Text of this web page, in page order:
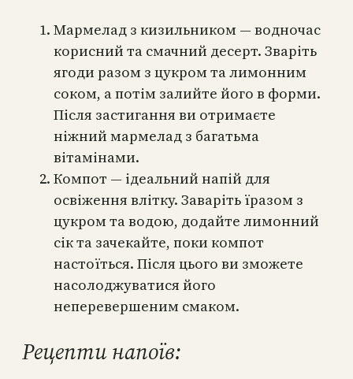
Мармелад з кизильником — водночас
корисний та смачний десерт. Зваріть
ягоди разом з цукром та лимонним
соком, а потім залийте його в форми.
Після застигання ви отримаєте
ніжний мармелад з багатьма
вітамінами.
Компот — ідеальний напій для
освіження влітку. Заваріть їразом з
цукром та водою, додайте лимонний
сік та зачекайте, поки компот
настоїться. Після цього ви зможете
насолоджуватися його
неперевершеним смаком.
Рецепти напоїв: